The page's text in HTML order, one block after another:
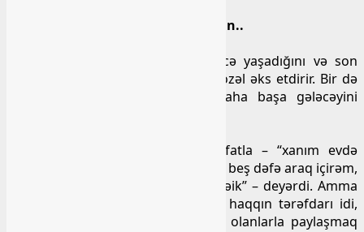
Salam qıl körpüsü, salam qır qazan..
misraları onun bu qısa ömrü necə yaşadığını və son
mənzilə çatdığını duymasını çox gözəl əks etdirir. Bir də
Kəlbəcərsizliyin bizə nə qədər baha başa gələcəyini
Mahir dindar deyildi, arada zarafatla – “xanım evdə
gündə beş dəfə namaz qılır, mən də beş dəfə araq içirəm,
görək hansımız cənnətə tez gedəcəik” – deyərdi. Amma
Mahir Allah adam idi, hər zaman haqqın tərəfdarı idi,
əlində-ovcunda olanı belə ehtiyacı olanlarla paylaşmaq